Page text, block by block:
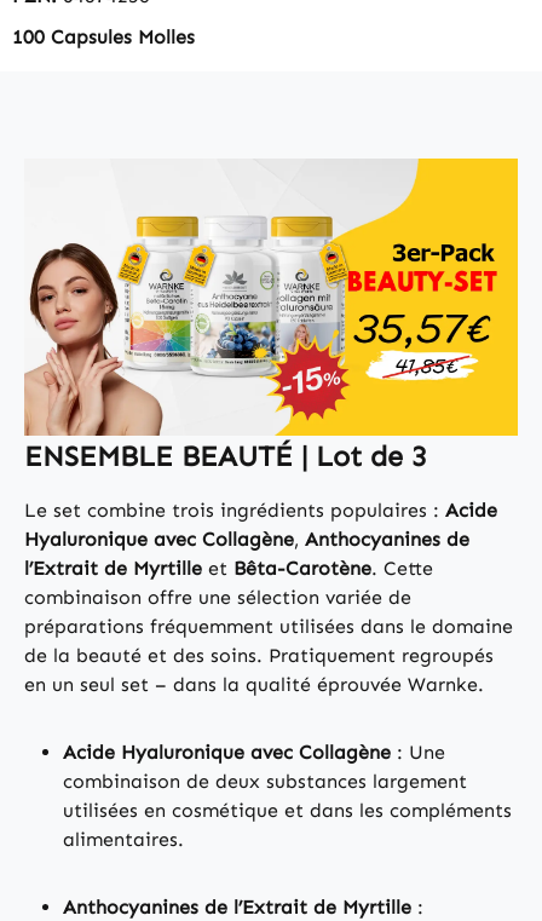
100 Capsules Molles
ENSEMBLE BEAUTÉ | Lot de 3
Le set combine trois ingrédients populaires : Acide
Hyaluronique avec Collagène, Anthocyanines de
l’Extrait de Myrtille et Bêta-Carotène. Cette
combinaison offre une sélection variée de
préparations fréquemment utilisées dans le domaine
de la beauté et des soins. Pratiquement regroupés
en un seul set – dans la qualité éprouvée Warnke.
Acide Hyaluronique avec Collagène : Une
combinaison de deux substances largement
utilisées en cosmétique et dans les compléments
alimentaires.
Anthocyanines de l’Extrait de Myrtille :